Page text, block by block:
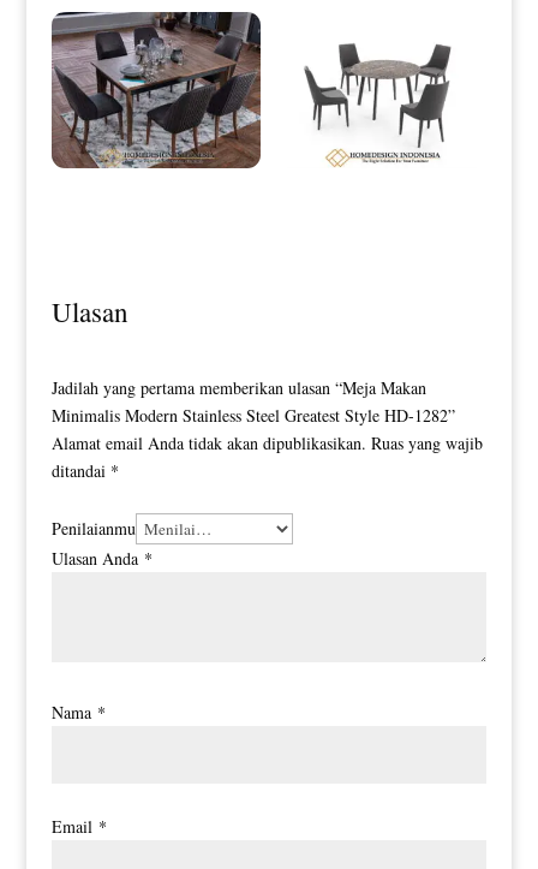
Ulasan
Jadilah yang pertama memberikan ulasan “Meja Makan
Minimalis Modern Stainless Steel Greatest Style HD-1282”
Alamat email Anda tidak akan dipublikasikan. Ruas yang wajib
ditandai *
Penilaianmu
Ulasan Anda *
Nama *
Email *